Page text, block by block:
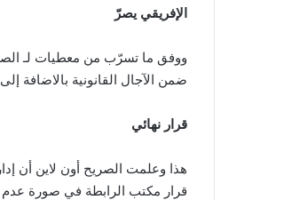
الإفريقي يصرّ
ووفق ما تسرّب من معطيات لـ
ضمن الآجال القانونية بالاضافة
قرار نهائي
هذا وعلمت الصريح أون لاين أن
قرار مكتب الرابطة في صورة